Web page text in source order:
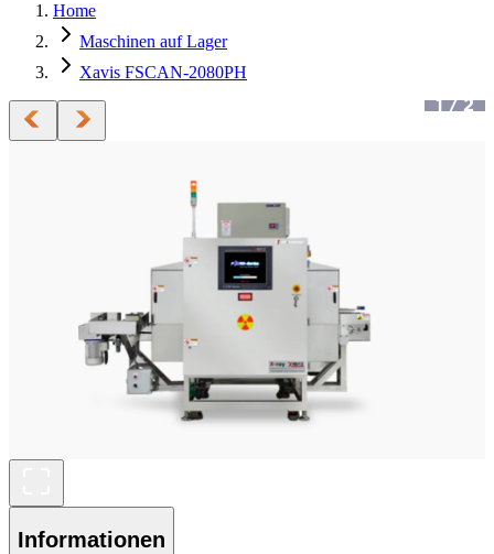
Home
Maschinen auf Lager
Xavis FSCAN-2080PH
1/2
Informationen